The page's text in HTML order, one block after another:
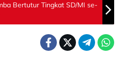
Bertutur Tingkat SD/MI se-